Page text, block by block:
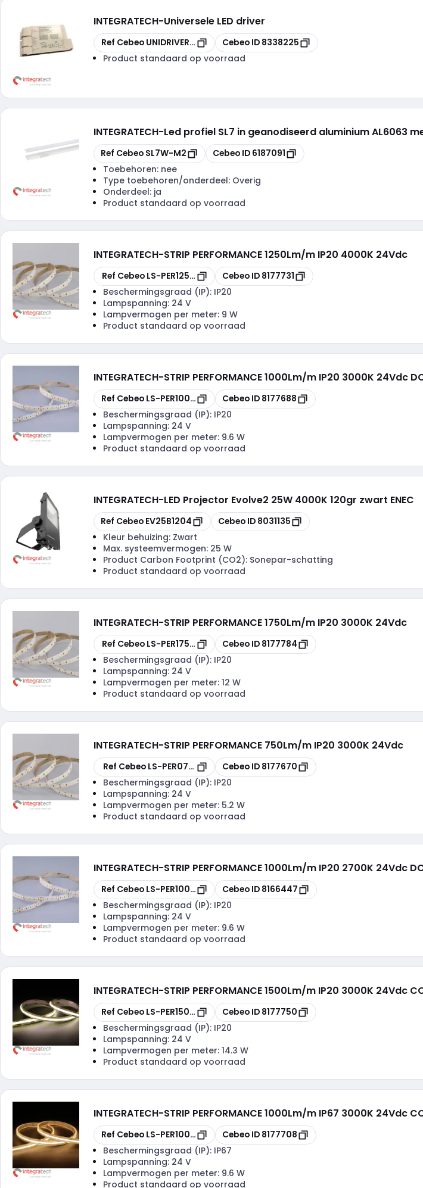
INTEGRATECH-Universele LED driver
Kopiëren
Ref Cebeo UNIDRIVER50-2 Kopiëren
Cebeo ID 8338225
Product standaard op voorraad
INTEGRATECH-Led profiel SL7 in geanodiseerd aluminium AL6063
Kopiëren
Ref Cebeo SL7W-M2 Kopiëren
Cebeo ID 6187091
Toebehoren: nee
Type toebehoren/onderdeel: Overig
Onderdeel: ja
Product standaard op voorraad
INTEGRATECH-STRIP PERFORMANCE 1250Lm/m IP20 4000K 24Vdc
Kopiëren
Ref Cebeo LS-PER125IP2040Kopiëren
Cebeo ID 8177731
Beschermingsgraad (IP): IP20
Lampspanning: 24 V
Lampvermogen per meter: 9 W
Product standaard op voorraad
INTEGRATECH-STRIP PERFORMANCE 1000Lm/m IP20 3000K 24Vdc
Kopiëren
Ref Cebeo LS-PER100IP2030DFKopiëren
Cebeo ID 8177688
Beschermingsgraad (IP): IP20
Lampspanning: 24 V
Lampvermogen per meter: 9.6 W
Product standaard op voorraad
INTEGRATECH-LED Projector Evolve2 25W 4000K 120gr zwart ENEC
Kopiëren
Ref Cebeo EV25B1204 Kopiëren
Cebeo ID 8031135
Kleur behuizing: Zwart
Max. systeemvermogen: 25 W
Product Carbon Footprint (CO2): Sonepar-schatting
Product standaard op voorraad
INTEGRATECH-STRIP PERFORMANCE 1750Lm/m IP20 3000K 24Vdc
Kopiëren
Ref Cebeo LS-PER175IP2030Kopiëren
Cebeo ID 8177784
Beschermingsgraad (IP): IP20
Lampspanning: 24 V
Lampvermogen per meter: 12 W
Product standaard op voorraad
INTEGRATECH-STRIP PERFORMANCE 750Lm/m IP20 3000K 24Vdc
Kopiëren
Ref Cebeo LS-PER075IP2030Kopiëren
Cebeo ID 8177670
Beschermingsgraad (IP): IP20
Lampspanning: 24 V
Lampvermogen per meter: 5.2 W
Product standaard op voorraad
INTEGRATECH-STRIP PERFORMANCE 1000Lm/m IP20 2700K 24Vdc
Kopiëren
Ref Cebeo LS-PER100IP2027DFKopiëren
Cebeo ID 8166447
Beschermingsgraad (IP): IP20
Lampspanning: 24 V
Lampvermogen per meter: 9.6 W
Product standaard op voorraad
INTEGRATECH-STRIP PERFORMANCE 1500Lm/m IP20 3000K 24Vdc
Kopiëren
Ref Cebeo LS-PER150IP2030COB
Kopiëren
Cebeo ID 8177750
Beschermingsgraad (IP): IP20
Lampspanning: 24 V
Lampvermogen per meter: 14.3 W
Product standaard op voorraad
INTEGRATECH-STRIP PERFORMANCE 1000Lm/m IP67 3000K 24Vdc
Kopiëren
Ref Cebeo LS-PER100IP6730COB
Kopiëren
Cebeo ID 8177708
Beschermingsgraad (IP): IP67
Lampspanning: 24 V
Lampvermogen per meter: 9.6 W
Product standaard op voorraad